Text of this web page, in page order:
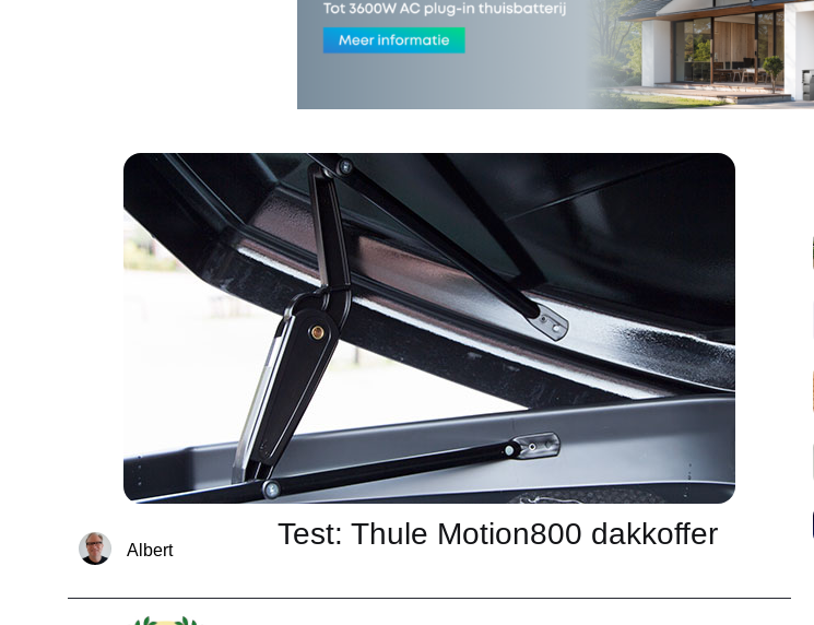
Albert Test: Thule Motion800 dakkoffer